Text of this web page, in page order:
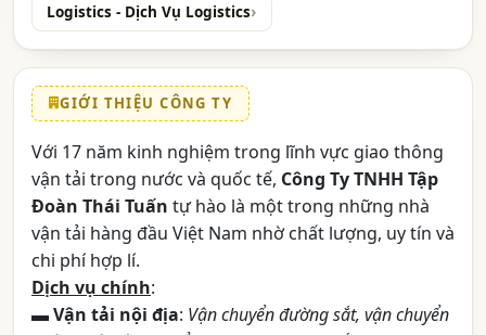
Logistics - Dịch Vụ Logistics
GIỚI THIỆU CÔNG TY
Với 17 năm kinh nghiệm trong lĩnh vực giao thông
vận tải trong nước và quốc tế, Công Ty TNHH Tập
Đoàn Thái Tuấn tự hào là một trong những nhà
vận tải hàng đầu Việt Nam nhờ chất lượng, uy tín và
chi phí hợp lí.
Dịch vụ chính:
▬Vận tải nội địa: Vận chuyển đường sắt, vận chuyển